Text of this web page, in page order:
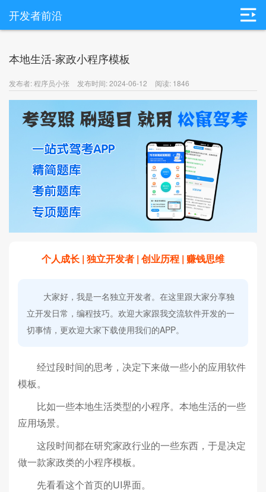
开发者前沿
本地生活-家政小程序模板
发布者: 程序员小张 发布时间: 2024-06-12 阅读: 1846
个人成长 | 独立开发者 | 创业历程 | 赚钱思维
大家好，我是一名独立开发者。在这里跟大家分享独
立开发日常，编程技巧。欢迎大家跟我交流软件开发的一
切事情，更欢迎大家下载使用我们的APP。
经过段时间的思考，决定下来做一些小的应用软件
模板。
比如一些本地生活类型的小程序。本地生活的一些
应用场景。
这段时间都在研究家政行业的一些东西，于是决定
做一款家政类的小程序模板。
先看看这个首页的UI界面。